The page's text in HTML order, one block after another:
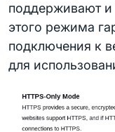
поддерживают и
этого режима
подключения к
для